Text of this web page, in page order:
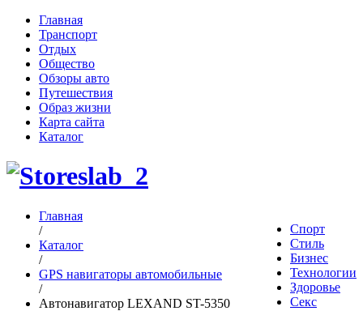
Главная
Транспорт
Отдых
Общество
Обзоры авто
Путешествия
Образ жизни
Карта сайта
Каталог
Спорт
Стиль
Бизнес
Технологии
Здоровье
Секс
Главная
/
Каталог
/
GPS навигаторы автомобильные
/
Автонавигатор LEXAND ST-5350